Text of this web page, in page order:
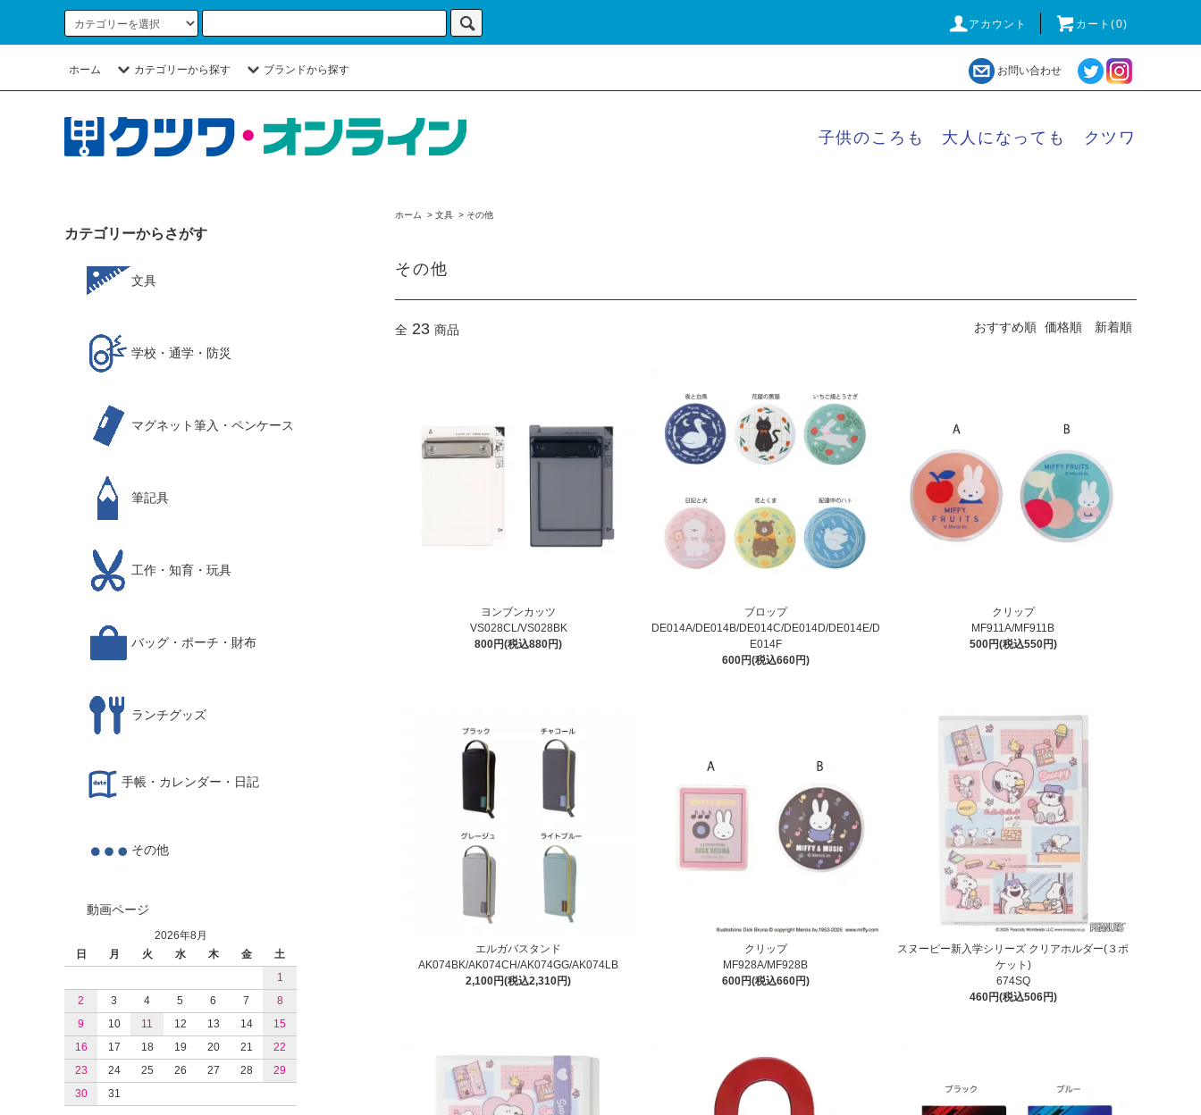
アカウント カート(0)
ホーム カテゴリーから探す ブランドから探す お問い合わせ
子供のころも 大人になっても クツワ
ホーム > 文具 > その他
その他
全 23 商品 おすすめ順 価格順 新着順
ヨンブンカッツ
VS028CL/VS028BK
800円(税込880円)
ブロップ
DE014A/DE014B/DE014C/DE014D/DE014E/D
E014F
600円(税込660円)
クリップ
MF911A/MF911B
500円(税込550円)
エルガバスタンド
AK074BK/AK074CH/AK074GG/AK074LB
2,100円(税込2,310円)
クリップ
MF928A/MF928B
600円(税込660円)
スヌーピー新入学シリーズ クリアホルダー(３ポ
ケット)
674SQ
460円(税込506円)
カテゴリーからさがす
文具
学校・通学・防災
マグネット筆入・ペンケース
筆記具
工作・知育・玩具
バッグ・ポーチ・財布
ランチグッズ
手帳・カレンダー・日記
その他
動画ページ
2026年8月
日
月 火 水 木 金
土
1
2
3 4 5 6 7
8
9
10 11 12 13 14
15
16
17 18 19 20 21
22
23
24 25 26 27 28
29
30
31